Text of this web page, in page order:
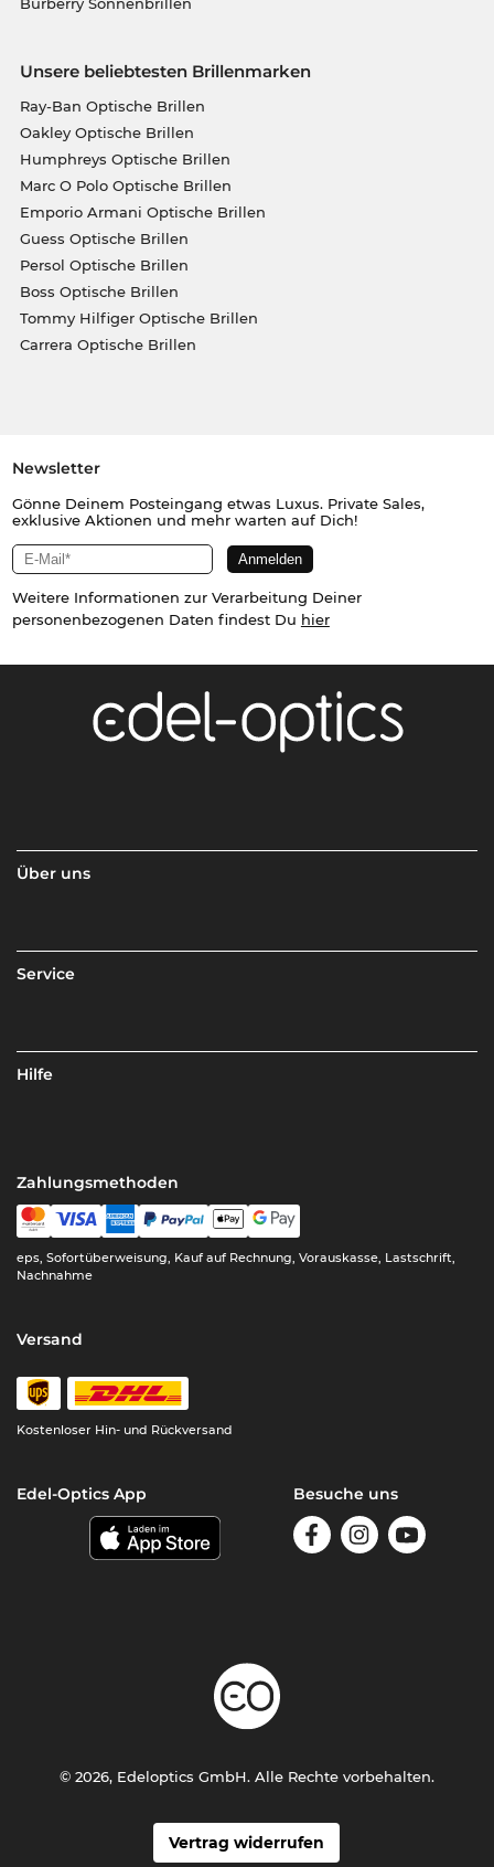
Unsere beliebtesten Brillenmarken
Ray-Ban Optische Brillen
Oakley Optische Brillen
Humphreys Optische Brillen
Marc O Polo Optische Brillen
Emporio Armani Optische Brillen
Guess Optische Brillen
Persol Optische Brillen
Boss Optische Brillen
Tommy Hilfiger Optische Brillen
Carrera Optische Brillen
Newsletter
Gönne Deinem Posteingang etwas Luxus. Private Sales,
exklusive Aktionen und mehr warten auf Dich!
Weitere Informationen zur Verarbeitung Deiner
personenbezogenen Daten findest Du hier
Über uns
Service
Hilfe
Zahlungsmethoden
eps, Sofortüberweisung, Kauf auf Rechnung, Vorauskasse, Lastschrift,
Nachnahme
Versand
Kostenloser Hin- und Rückversand
Edel-Optics App Besuche uns
Vertrag widerrufen
© 2026, Edeloptics GmbH. Alle Rechte vorbehalten.